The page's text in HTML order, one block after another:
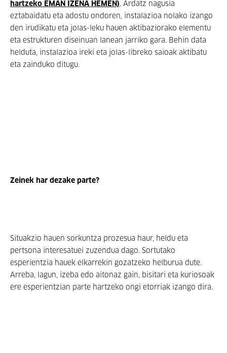
hartzeko EMAN IZENA HEMEN). Ardatz nagusia
eztabaidatu eta adostu ondoren, instalazioa nolako izango
den irudikatu eta jolas-leku hauen aktibaziorako elementu
eta estrukturen diseinuan lanean jarriko gara. Behin data
helduta, instalazioa ireki eta jolas-libreko saioak aktibatu
eta zainduko ditugu.
Zeinek har dezake parte?
Situakzio hauen sorkuntza prozesua haur, heldu eta
pertsona interesatuei zuzendua dago. Sortutako
esperientzia hauek elkarrekin gozatzeko helburua dute.
Arreba, lagun, izeba edo aitonaz gain, bisitari eta kuriosoak
ere esperientzian parte hartzeko ongi etorriak izango dira.